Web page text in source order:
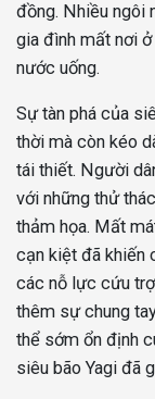
đồng. Nhiều ngôi
gia đình mất nơi
nước uống.
Sự tàn phá của
thời mà còn kéo
tái thiết. Người
với những thử
thảm họa. Mất
cạn kiệt đã khiến
các nỗ lực cứu
thêm sự chung
thể sớm ổn định
siêu bão Yagi đã